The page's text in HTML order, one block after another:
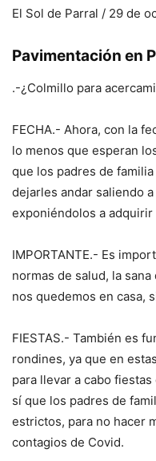
El Sol de Parral / 29 de
Pavimentación en
.-¿Colmillo para
FECHA.- Ahora, con la
lo menos que esperan
que los padres de
dejarles andar saliendo
exponiéndolos a adquirir
IMPORTANTE.- Es
normas de salud, la
nos quedemos en casa,
FIESTAS.- También es
rondines, ya que en
para llevar a cabo
sí que los padres de
estrictos, para no hacer
contagios de Covid.